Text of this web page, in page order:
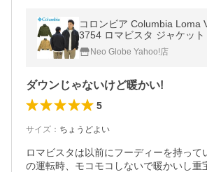
コロンビア Columbia Loma
3754 ロマビスタ ジャケット
ー [BB]Neo Globe Yahoo!店
ダウンじゃないけど暖かい!
5
サイズ ： ちょうどよい
ロマビスタは以前にフーディーを持って
の運転時、モコモコしないで暖かいし重